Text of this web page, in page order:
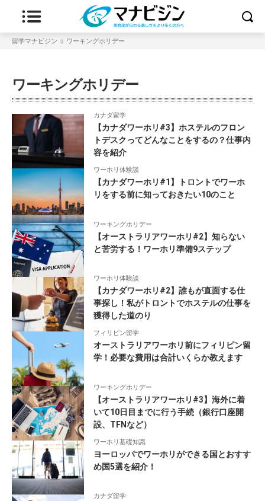
留学マナビジン ワーキングホリデー
ワーキングホリデー
カナダ留学
【カナダワーホリ#3】ホステルのフロン
トデスクってどんなことをするの？仕事内
容を紹介
ワーホリ体験談
【カナダワーホリ#1】トロントでワーホ
リをする前に知っておきたい10のこと
ワーキングホリデー
【オーストラリアワーホリ#2】知らない
と苦労する！ワーホリ準備9ステップ
ワーホリ体験談
【カナダワーホリ#2】誰もが直面する仕
事探し！私がトロントでホステルの仕事を
獲得した道のり
フィリピン留学
オーストラリアワーホリ前にフィリピン留
学！必要な費用は合計いくらか教えます
ワーキングホリデー
【オーストラリアワーホリ#3】海外に着
いて10日目までに行う手続（銀行口座開
設、TFNなど）
ワーホリ基礎知識
ヨーロッパでワーホリができる国とおすす
め国5選を紹介！
カナダ留学